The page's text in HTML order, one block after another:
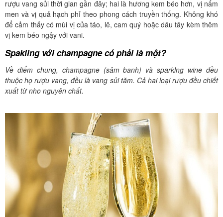
rượu vang sủi thời gian gần đây; hai là hương kem béo hơn, vị nấm
men và vị quả hạch phỉ theo phong cách truyền thống. Không khó
để cảm thấy có mùi vị của táo, lê, cam quý hoặc dâu tây kèm thêm
vị kem béo ngậy với vani.
Spakling với champagne có phải là một?
Về điểm chung, champagne (sâm banh) và sparklng wine đều
thuộc họ rượu vang, đều là vang sủi tăm. Cả hai loại rượu đều chiết
xuất từ nho nguyên chất.